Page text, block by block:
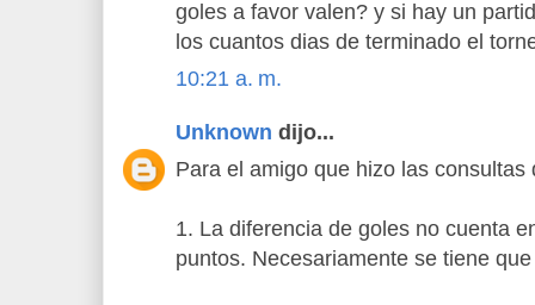
goles a favor valen? y si hay un
los cuantos dias de terminado el
10:21 a. m.
Unknown dijo...
Para el amigo que hizo las consultas
1. La diferencia de goles no cuenta
puntos. Necesariamente se tiene